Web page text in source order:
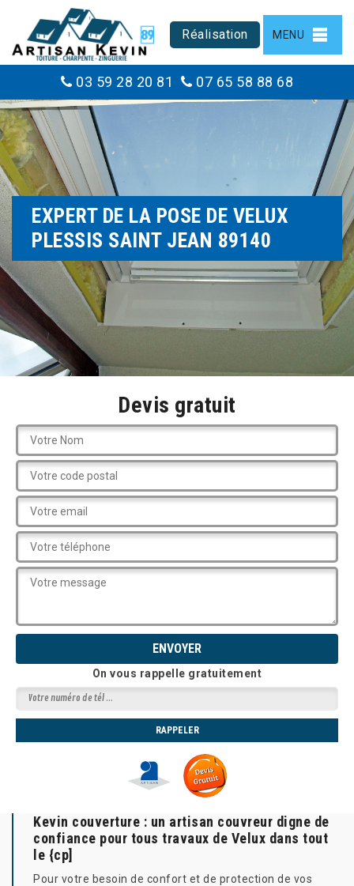
Réalisation MENU
03 59 28 20 81 07 65 58 88 68
EXPERT DE LA POSE DE VELUX
PLESSIS SAINT JEAN 89140
Devis gratuit
On vous rappelle gratuitement
Kevin couverture : un artisan couvreur digne de
confiance pour tous travaux de Velux dans tout
le {cp]
Pour votre besoin de confort et de protection de vos